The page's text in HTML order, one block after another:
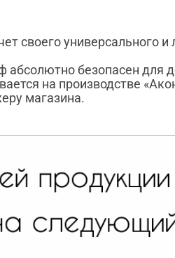
своего универсального
абсолютно безопасен для
на производстве
магазина.